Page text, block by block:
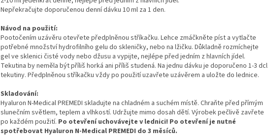
Nepřekračujte doporučenou denní dávku 10 ml za 1 den.
Návod na použití:
Pootočením uzávěru otevřete předplněnou stříkačku. Lehce zmáčkněte píst a vytlačte
potřebné množství hydrofilního gelu do skleničky, nebo na lžičku. Důkladně rozmíchejte
gel ve sklenici čisté vody nebo džusu a vypijte, nejlépe před jedním z hlavních jídel.
Tekutina by neměla být příliš horká ani příliš studená. Na jednu dávku je doporučeno 1-3 dcl
tekutiny. Předplněnou stříkačku vždy po použití uzavřete uzávěrem a uložte do lednice.
Skladování:
Hyaluron N-Medical PREMEDI skladujte na chladném a suchém místě. Chraňte před přímým
slunečním světlem, teplem a vlhkostí. Udržujte mimo dosah dětí. Výrobek pečlivě zavřete
po každém použití. Po otevření uchovávejte v lednici! Po otevření je nutné
spotřebovat Hyaluron N-Medical PREMEDI do 3 měsíců.